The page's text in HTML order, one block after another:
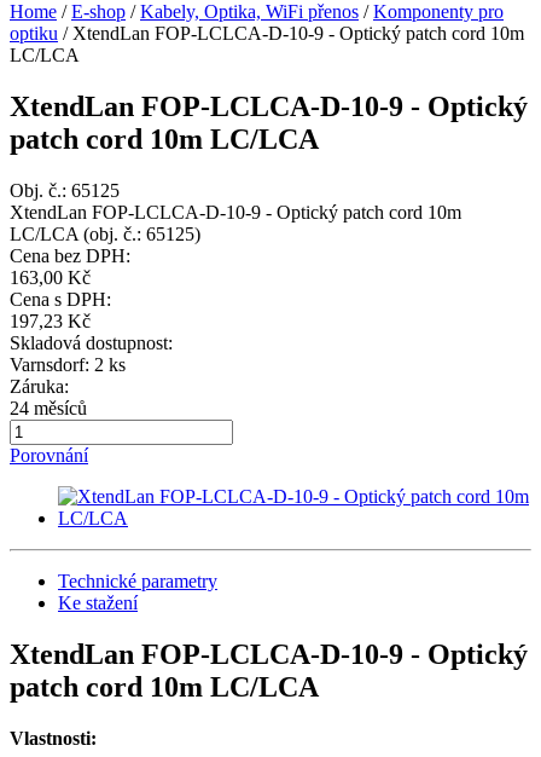
Home / E-shop / Kabely, Optika, WiFi přenos / Komponenty pro
optiku /XtendLan FOP-LCLCA-D-10-9 - Optický patch cord 10m
LC/LCA
XtendLan FOP-LCLCA-D-10-9 - Optický
patch cord 10m LC/LCA
Obj. č.: 65125
XtendLan FOP-LCLCA-D-10-9 - Optický patch cord 10m
LC/LCA (obj. č.: 65125)
Cena bez DPH:
163,00 Kč
Cena s DPH:
197,23 Kč
Skladová dostupnost:
Varnsdorf: 2 ks
Záruka:
24 měsíců
Porovnání
Technické parametry
Ke stažení
XtendLan FOP-LCLCA-D-10-9 - Optický
patch cord 10m LC/LCA
Vlastnosti: